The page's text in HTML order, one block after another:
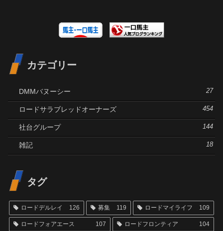
カテゴリー
DMMバヌーシー 27
ロードサラブレッドオーナーズ 454
社台グループ 144
雑記 18
タグ
ロードデルレイ 126 募集 119 ロードマイライフ 109
ロードフォアエース 107 ロードフロンティア 104